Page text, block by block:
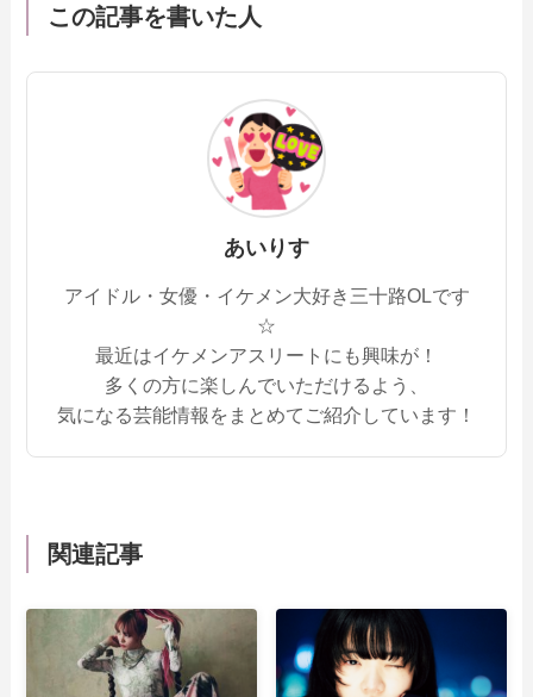
この記事を書いた人
あいりす
アイドル・女優・イケメン大好き三十路OLです
☆
最近はイケメンアスリートにも興味が！
多くの方に楽しんでいただけるよう、
気になる芸能情報をまとめてご紹介しています！
関連記事